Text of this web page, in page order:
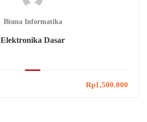
Bisma Informatika
Elektronika Dasar
Rp1,500.000